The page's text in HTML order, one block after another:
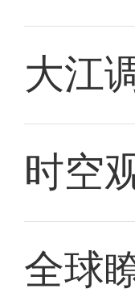
大江
时空
全球